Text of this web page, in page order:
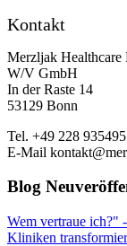
Kontakt
Merzljak Healthcare
W/V GmbH
In der Raste 14
53129 Bonn
Tel. +49 228
E-Mail
Blog
Wem vertraue ich?"
Kliniken